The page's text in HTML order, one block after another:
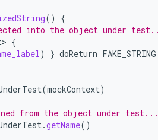
()
{
into the object under
{
) } doReturn FAKE_STRING
(mockContext)
from the object under test...
.getName()